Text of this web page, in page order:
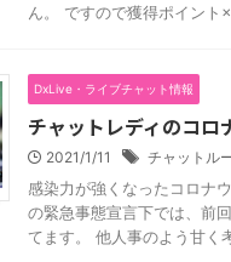
ん。 ですので獲得ポイント
DxLive・ライブチャット情報
チャットレディのコロ
2021/1/11 チャットル
感染力が強くなったコロナ
の緊急事態宣言下では、前
てます。 他人事のよう甘く